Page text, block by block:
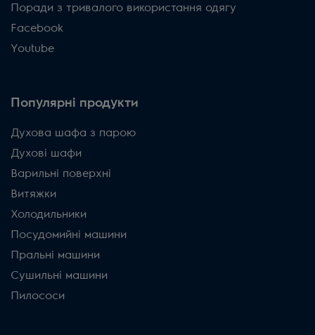
Поради з тривалого використання одягу
Facebook
Youtube
Популярні продукти
Духова шафа з парою
Духові шафи
Варильні поверхні
Витяжки
Холодильники
Посудомийні машини
Пральні машини
Сушильні машини
Пилососи